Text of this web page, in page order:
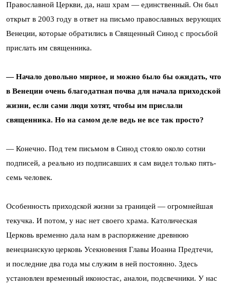
Православной Церкви, да, наш храм — единственный. Он был
открыт в 2003 году в ответ на письмо православных верующих
Венеции, которые обратились в Священный Синод с просьбой
прислать им священника.
— Начало довольно мирное, и можно было бы ожидать, что
в Венеции очень благодатная почва для начала приходской
жизни, если сами люди хотят, чтобы им прислали
священника. Но на самом деле ведь не все так просто?
— Конечно. Под тем письмом в Синод стояло около сотни
подписей, а реально из подписавших я сам видел только пять-
семь человек.
Особенность приходской жизни за границей — огромнейшая
текучка. И потом, у нас нет своего храма. Католическая
Церковь временно дала нам в распоряжение древнюю
венецианскую церковь Усекновения Главы Иоанна Предтечи,
и последние два года мы служим в ней постоянно. Здесь
установлен временный иконостас, аналои, подсвечники. У нас